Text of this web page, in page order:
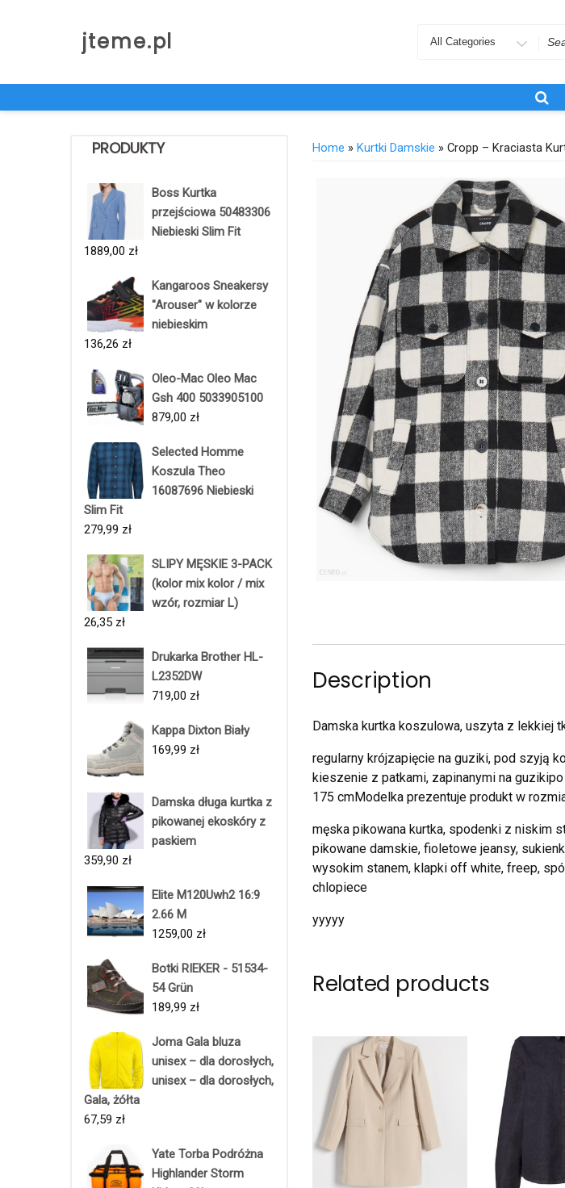
jteme.pl
Search
PRODUKTY
Boss Kurtka
przejściowa 50483306
Niebieski Slim Fit
1889,00 zł
Kangaroos Sneakersy
"Arouser" w kolorze
niebieskim
136,26 zł
Oleo-Mac Oleo Mac
Gsh 400 5033905100
879,00 zł
Selected Homme
Koszula Theo
16087696 Niebieski
Slim Fit
279,99 zł
SLIPY MĘSKIE 3-PACK
(kolor mix kolor / mix
wzór, rozmiar L)
26,35 zł
Drukarka Brother HL-
L2352DW
719,00 zł
Kappa Dixton Biały
169,99 zł
Damska długa kurtka z
pikowanej ekoskóry z
paskiem
359,90 zł
Elite M120Uwh2 16:9
2.66 M
1259,00 zł
Botki RIEKER - 51534-
54 Grün
189,99 zł
Joma Gala bluza
unisex – dla dorosłych,
unisex – dla dorosłych,
Gala, żółta
67,59 zł
Yate Torba Podróżna
Highlander Storm
Home » Kurtki Damskie » Cropp – Kraciasta
Description
Damska kurtka koszulowa, uszyta z lekkiej
regularny krójzapięcie na guziki, pod szyją
kieszenie z patkami, zapinanymi na
175 cmModelka prezentuje produkt w
męska pikowana kurtka, spodenki z niskim
pikowane damskie, fioletowe jeansy,
wysokim stanem, klapki off white, freep,
chlopiece
yyyyy
Related products